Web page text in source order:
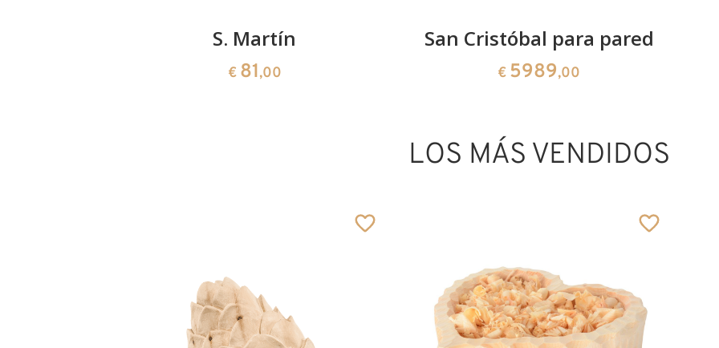
S. Martín
€ 81,00
San Cristóbal para pared
€ 5989,00
LOS MÁS VENDIDOS